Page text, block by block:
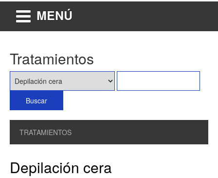
MENÚ
Tratamientos
TRATAMIENTOS
Depilación cera